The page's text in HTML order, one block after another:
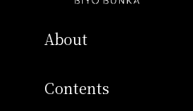
About
Contents